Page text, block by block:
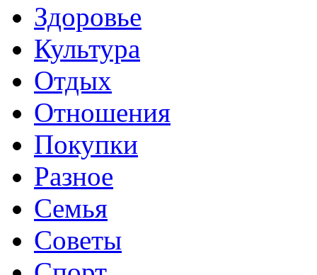
Здоровье
Культура
Отдых
Отношения
Покупки
Разное
Семья
Советы